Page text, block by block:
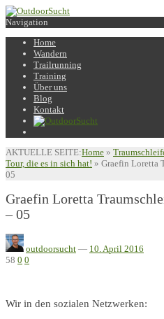
Navigation
Home
Wandern
Trailrunning
Training
Über uns
Blog
Kontakt
AKTUELLE SEITE:Home »
Tour, die es in sich hat! » Graefin Loretta
05
Graefin Loretta
– 05
outdoorsucht — 10. April 2016
58 0 0
Wir in den sozialen Netzwerken: